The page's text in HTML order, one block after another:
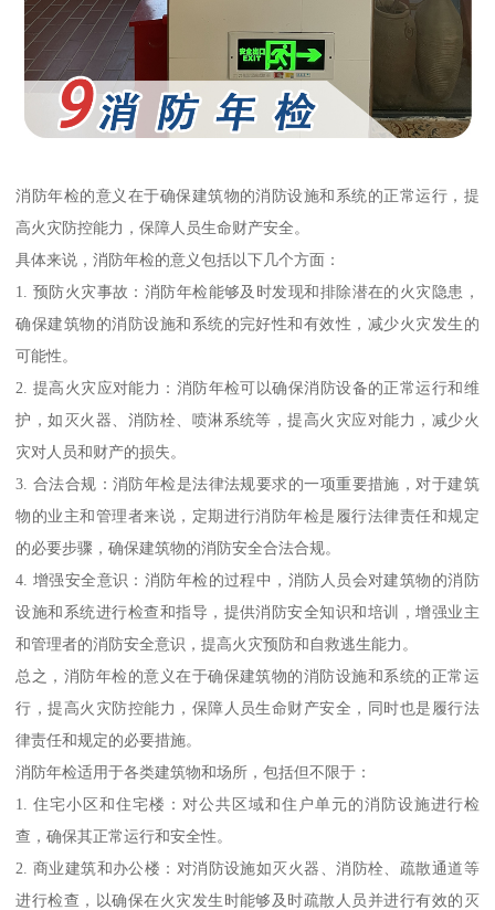
消防年检的意义在于确保建筑物的消防设施和系统的正常运行，提
高火灾防控能力，保障人员生命财产安全。
具体来说，消防年检的意义包括以下几个方面：
1. 预防火灾事故：消防年检能够及时发现和排除潜在的火灾隐患，
确保建筑物的消防设施和系统的完好性和有效性，减少火灾发生的
可能性。
2. 提高火灾应对能力：消防年检可以确保消防设备的正常运行和维
护，如灭火器、消防栓、喷淋系统等，提高火灾应对能力，减少火
灾对人员和财产的损失。
3. 合法合规：消防年检是法律法规要求的一项重要措施，对于建筑
物的业主和管理者来说，定期进行消防年检是履行法律责任和规定
的必要步骤，确保建筑物的消防安全合法合规。
4. 增强安全意识：消防年检的过程中，消防人员会对建筑物的消防
设施和系统进行检查和指导，提供消防安全知识和培训，增强业主
和管理者的消防安全意识，提高火灾预防和自救逃生能力。
总之，消防年检的意义在于确保建筑物的消防设施和系统的正常运
行，提高火灾防控能力，保障人员生命财产安全，同时也是履行法
律责任和规定的必要措施。
消防年检适用于各类建筑物和场所，包括但不限于：
1. 住宅小区和住宅楼：对公共区域和住户单元的消防设施进行检
查，确保其正常运行和安全性。
2. 商业建筑和办公楼：对消防设施如灭火器、消防栓、疏散通道等
进行检查，以确保在火灾发生时能够及时疏散人员并进行有效的灭